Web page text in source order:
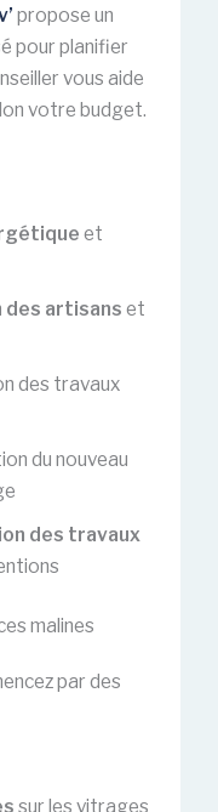
propose un
pour planifier
vous aide
votre budget.
et
des artisans et
des travaux
du nouveau
des travaux
malines
par des
sur les vitrages